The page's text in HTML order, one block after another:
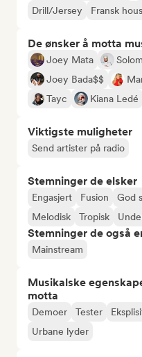
Drill/Jersey
Fransk
De ønsker å motta
Joey Mata
Joey Bada$$
Tayc
Kiana Ledé
Viktigste muligheter
Send artister på radio
Stemninger de elsker
Engasjert Fusion God
Melodisk
Tropisk
Stemninger de også
Mainstream
Musikalske
motta
Demoer Tester
Urbane lyder